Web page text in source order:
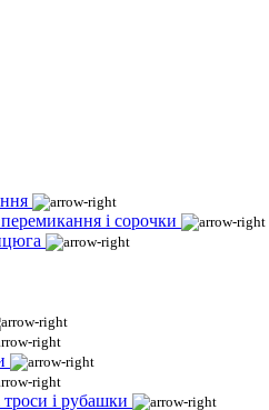
і сорочки
троси і рубашки